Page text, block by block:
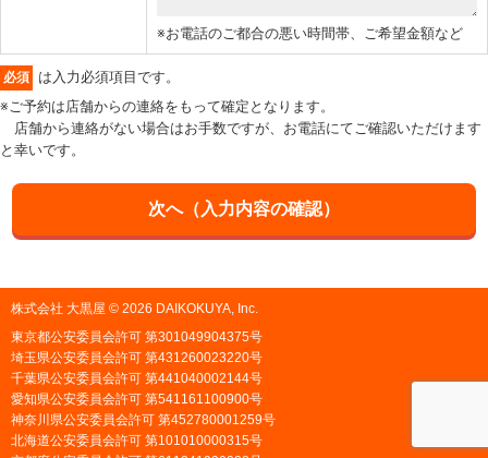
※お電話のご都合の悪い時間帯、ご希望金額など
必須
は入力必須項目です。
※ご予約は店舗からの連絡をもって確定となります。
店舗から連絡がない場合はお手数ですが、お電話にてご確認いただけます
と幸いです。
株式会社 大黒屋 © 2026 DAIKOKUYA, Inc.
東京都公安委員会許可 第301049904375号
埼玉県公安委員会許可 第431260023220号
千葉県公安委員会許可 第441040002144号
愛知県公安委員会許可 第541161100900号
神奈川県公安委員会許可 第452780001259号
北海道公安委員会許可 第101010000315号